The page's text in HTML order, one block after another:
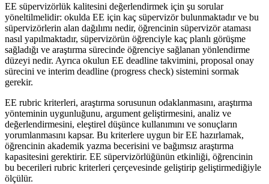
EE süpervizörlük kalitesini değerlendirmek için şu sorular
yöneltilmelidir: okulda EE için kaç süpervizör bulunmaktadır ve bu
süpervizörlerin alan dağılımı nedir, öğrencinin süpervizör ataması
nasıl yapılmaktadır, süpervizörün öğrenciyle kaç planlı görüşme
sağladığı ve araştırma sürecinde öğrenciye sağlanan yönlendirme
düzeyi nedir. Ayrıca okulun EE deadline takvimini, proposal onay
sürecini ve interim deadline (progress check) sistemini sormak
gerekir.
EE rubric kriterleri, araştırma sorusunun odaklanmasını, araştırma
yönteminin uygunluğunu, argument geliştirmesini, analiz ve
değerlendirmesini, eleştirel düşünce kullanımını ve sonuçların
yorumlanmasını kapsar. Bu kriterlere uygun bir EE hazırlamak,
öğrencinin akademik yazma becerisini ve bağımsız araştırma
kapasitesini gerektirir. EE süpervizörlüğünün etkinliği, öğrencinin
bu becerileri rubric kriterleri çerçevesinde geliştirip geliştirmediğiyle
ölçülür.